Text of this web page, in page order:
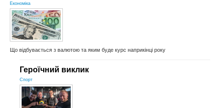
Економіка
Що відбувається з валютою та яким буде курс наприкінці року
Героїчний виклик
Спорт